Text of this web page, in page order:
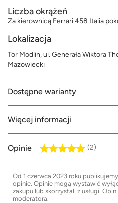
Liczba okrążeń
Za kierownicą Ferrari 458 Italia
Lokalizacja
Tor Modlin, ul. Generała Wiktora
Mazowiecki
Dostępne warianty
Więcej informacji
Opinie (2)
Od 1 czerwca 2023 roku
opinie. Opinie mogą wystawić
zakupu lub skorzystali z usługi.
moderatora.